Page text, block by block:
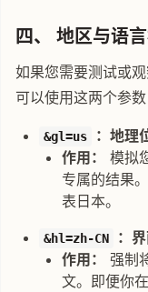
四、 地区与语
如果您需要测试或
可以使用这两个参数
&gl=us
：地理
作用：
模拟
专属的结果。
表日本。
&hl=zh-CN
：
作用：
强制
文。即便你